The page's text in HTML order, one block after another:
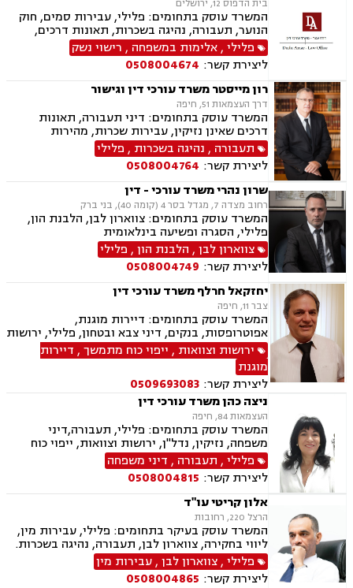
בית הדפוס 12, ירושלים
המשרד עוסק בתחומים: פלילי, עבירות סמים, חוק
הנוער, תעבורה, נהיגה בשכרות, תאונות דרכים,
פסילת רשיון מנהלית ושלילת רישיון נהיגה, ייצוג
קטינים, אלימות במשפחה, ועדת שחרורים, מחיקת
רישום פלילי, רישוי נשק, המכון הרפואי לבטיחות
בדרכים
פלילי,אלימות במשפחה , רישוי נשק
ליצירת קשר: 0508004674
רון מייסטר משרד עורכי דין וגישור
דרך העצמאות 51, חיפה
המשרד עוסק בתחומים: דיני תעבורה, תאונות
דרכים שאינן נזיקין, עבירות שכרות, מהירות
מופרזת, תאונות פגע וברח, פלילים
תעבורה , נהיגה בשכרות , פלילי
ליצירת קשר: 0508004764
שרון נהרי משרד עורכי - דין
רחוב מצדה 7, מגדל בסר 4 (קומה 40), בני ברק
המשרד עוסק בתחומים: צווארון לבן, הלבנת הון,
פלילי, הסגרה ופשיעה בינלאומית
צווארון לבן, הלבנת הון, פלילי
ליצירת קשר: 0508004749
יחזקאל חרלף משרד עורכי דין
צבר 11, חיפה
המשרד עוסק בתחומים: דיירות מוגנת,
אפוטרופסות, בנקים, דיני צבא ובטחון, פלילי, ירושות
וצוואות, ליטיגציה, נדל"ן, דיני מקרקעין, עבירות מין,
פינוי מושכר, צווארון לבן, תאונות דרכים, תעבורה,
דיני עבודה, הסכמי ממון, משפט צבאי, עסקאות מכר
דירה, תאונות עבודה, מעמד אישי, חדלות פרעון
ירושות וצוואות , ייפוי כוח מתמשך, דיירות
מוגנת
ליצירת קשר: 0509693083
ניצה כהן משרד עורכי דין
העצמאות 84, חיפה
המשרד עוסק בתחומים: פלילי, תעבורה,דיני
משפחה, נזיקין, נדל"ן, ירושות וצוואות, ייפוי כוח
מתמשך, עסקאות מכר דירה, ליקוי בניה, גירושין,
הסכמי ממון, מזונות, משמורת, נזקי גוף, תאונות
דרכים
פלילי, תעבורה , דיני משפחה
ליצירת קשר: 0508004815
אלון קריטי עו"ד
הרצל 220, רחובות
המשרד עוסק בעיקר בתחומים: פלילי, עבירות מין,
ליווי בחקירה, צווארון לבן, תעבורה, נהיגה בשכרות.
פלילי,צווארון לבן,עבירות מין
ליצירת קשר: 0508004865